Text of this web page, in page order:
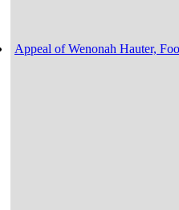
Appeal of Wenonah Hauter,